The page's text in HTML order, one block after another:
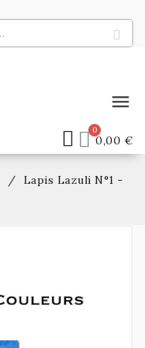
menu
0,00 €
Lapis Lazuli N°1 -